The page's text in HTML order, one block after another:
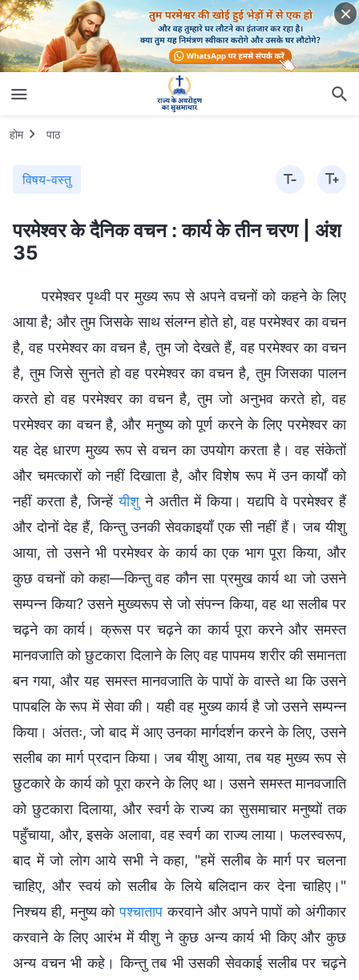
होम पाठ
विषय-वस्तु
परमेश्वर के दैनिक वचन : कार्य के तीन चरण | अंश
35
परमेश्वर पृथ्वी पर मुख्य रूप से अपने वचनों को कहने के लिए
आया है; और तुम जिसके साथ संलग्न होते हो, वह परमेश्वर का वचन
है, वह परमेश्वर का वचन है, तुम जो देखते हैं, वह परमेश्वर का वचन
है, तुम जिसे सुनते हो वह परमेश्वर का वचन है, तुम जिसका पालन
करते हो वह परमेश्वर का वचन है, तुम जो अनुभव करते हो, वह
परमेश्वर का वचन है, और मनुष्य को पूर्ण करने के लिए परमेश्वर का
यह देह धारण मुख्य रूप से वचन का उपयोग करता है। वह संकेतों
और चमत्कारों को नहीं दिखाता है, और विशेष रूप में उन कार्यों को
नहीं करता है, जिन्हेंयीशु ने अतीत में किया। यद्यपि वे परमेश्वर हैं
और दोनों देह हैं, किन्तु उनकी सेवकाइयाँ एक सी नहीं हैं। जब यीशु
आया, तो उसने भी परमेश्वर के कार्य का एक भाग पूरा किया, और
कुछ वचनों को कहा—किन्तु वह कौन सा प्रमुख कार्य था जो उसने
सम्पन्न किया? उसने मुख्यरूप से जो संपन्न किया, वह था सलीब पर
चढ़ने का कार्य। क्रूस पर चढ़ने का कार्य पूरा करने और समस्त
मानवजाति को छुटकारा दिलाने के लिए वह पापमय शरीर की समानता
बन गया, और यह समस्त मानवजाति के पापों के वास्ते था कि उसने
पापबलि के रूप में सेवा की। यही वह मुख्य कार्य है जो उसने सम्पन्न
किया। अंततः, जो बाद में आए उनका मार्गदर्शन करने के लिए, उसने
सलीब का मार्ग प्रदान किया। जब यीशु आया, तब यह मुख्य रूप से
छुटकारे के कार्य को पूरा करने के लिए था। उसने समस्त मानवजाति
को छुटकारा दिलाया, और स्वर्ग के राज्य का सुसमाचार मनुष्यों तक
पहुँचाया, और, इसके अलावा, वह स्वर्ग का राज्य लाया। फलस्वरूप,
बाद में जो लोग आये सभी ने कहा, "हमें सलीब के मार्ग पर चलना
चाहिए, और स्वयं को सलीब के लिये बलिदान कर देना चाहिए।"
निश्चय ही, मनुष्य कोपश्चाताप करवाने और अपने पापों को अंगीकार
करवाने के लिए आरंभ में यीशु ने कुछ अन्य कार्य भी किए और कुछ
अन्य वचन भी कहे। किन्तु तब भी उसकी सेवकाई सलीब पर चढ़ने